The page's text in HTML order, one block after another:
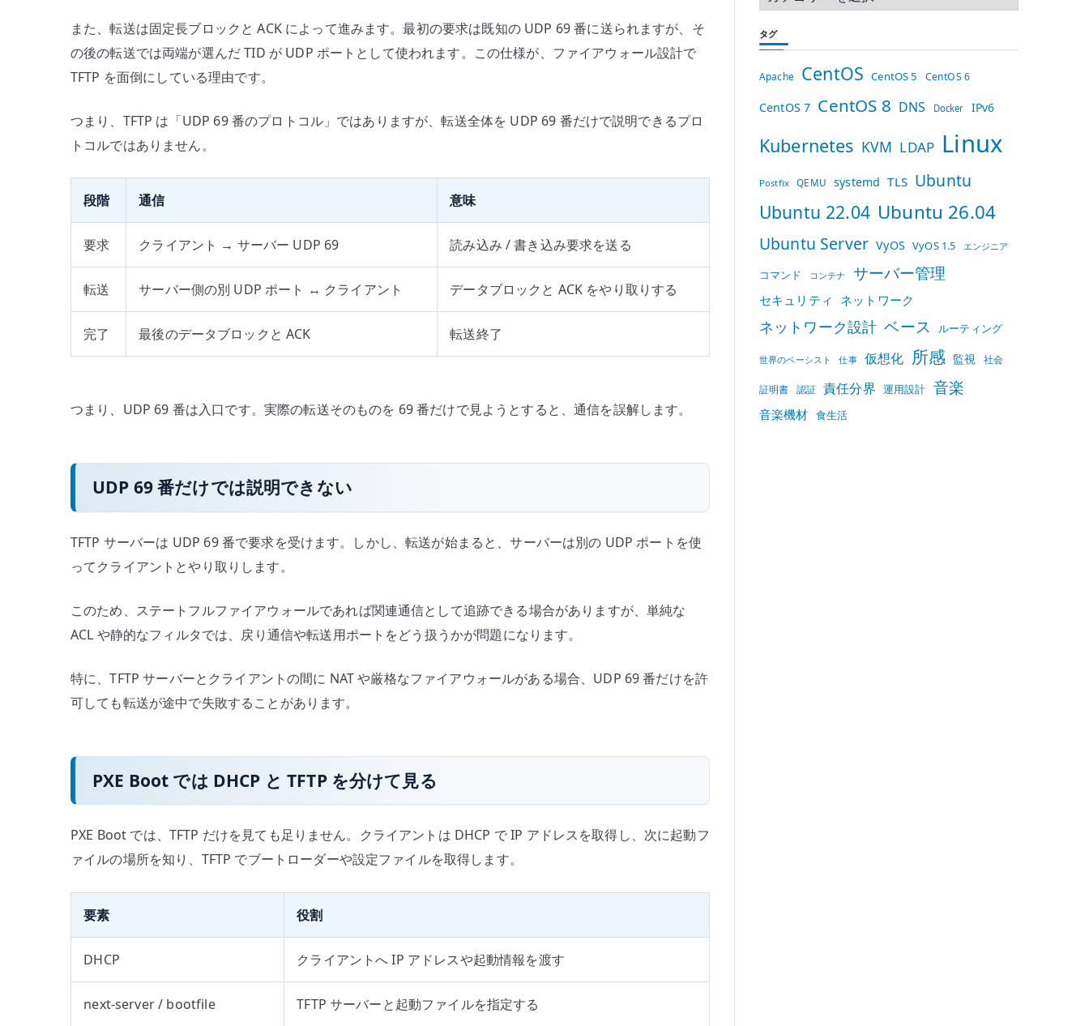
また、転送は固定長ブロックと ACK によって進みます。最初の要求は既知の UDP 69 番に送られますが、そ
の後の転送では両端が選んだ TID が UDP ポートとして使われます。この仕様が、ファイアウォール設計で
TFTP を面倒にしている理由です。
つまり、TFTP は「UDP 69 番のプロトコル」ではありますが、転送全体を UDP 69 番だけで説明できるプロ
トコルではありません。
段階 通信 意味
要求 クライアント → サーバー UDP 69 読み込み / 書き込み要求を送る
転送 サーバー側の別 UDP ポート ↔ クライアント データブロックと ACK をやり取りする
完了 最後のデータブロックと ACK 転送終了
つまり、UDP 69 番は入口です。実際の転送そのものを 69 番だけで見ようとすると、通信を誤解します。
UDP 69 番だけでは説明できない
TFTP サーバーは UDP 69 番で要求を受けます。しかし、転送が始まると、サーバーは別の UDP ポートを使
ってクライアントとやり取りします。
このため、ステートフルファイアウォールであれば関連通信として追跡できる場合がありますが、単純な
ACL や静的なフィルタでは、戻り通信や転送用ポートをどう扱うかが問題になります。
特に、TFTP サーバーとクライアントの間に NAT や厳格なファイアウォールがある場合、UDP 69 番だけを許
可しても転送が途中で失敗することがあります。
PXE Boot では DHCP と TFTP を分けて見る
PXE Boot では、TFTP だけを見ても足りません。クライアントは DHCP で IP アドレスを取得し、次に起動フ
ァイルの場所を知り、TFTP でブートローダーや設定ファイルを取得します。
要素 役割
DHCP クライアントへ IP アドレスや起動情報を渡す
next-server / bootfile TFTP サーバーと起動ファイルを指定する
タグ
Apache CentOS CentOS 5 CentOS 6
CentOS 7 CentOS 8 DNS Docker IPv6
Kubernetes KVM LDAP Linux
Postfix QEMU systemd TLS Ubuntu
Ubuntu 22.04 Ubuntu 26.04
Ubuntu Server VyOS VyOS 1.5 エンジニア
コマンド コンテナ サーバー管理
セキュリティ ネットワーク
ネットワーク設計 ベース ルーティング
世界のベーシスト 仕事 仮想化 所感 監視 社会
証明書 認証 責任分界 運用設計 音楽
音楽機材 食生活